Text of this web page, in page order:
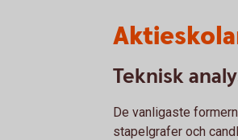
Teknisk
De vanligaste
stapelgrafer och